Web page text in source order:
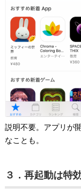
説明不要。アプリが
なことも。
３．再起動は特